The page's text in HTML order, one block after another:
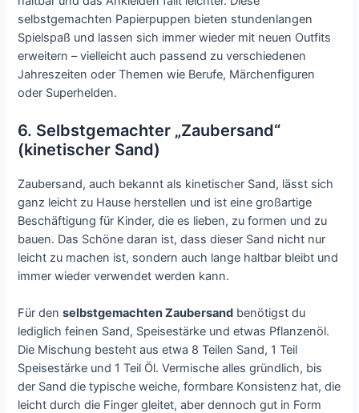
selbstgemachten Papierpuppen bieten stundenlangen
Spielspaß und lassen sich immer wieder mit neuen Outfits
erweitern – vielleicht auch passend zu verschiedenen
Jahreszeiten oder Themen wie Berufe, Märchenfiguren
oder Superhelden.
6. Selbstgemachter „Zaubersand“
(kinetischer Sand)
Zaubersand, auch bekannt als kinetischer Sand, lässt sich
ganz leicht zu Hause herstellen und ist eine großartige
Beschäftigung für Kinder, die es lieben, zu formen und zu
bauen. Das Schöne daran ist, dass dieser Sand nicht nur
leicht zu machen ist, sondern auch lange haltbar bleibt und
immer wieder verwendet werden kann.
Für denselbstgemachten Zaubersand benötigst du
lediglich feinen Sand, Speisestärke und etwas Pflanzenöl.
Die Mischung besteht aus etwa 8 Teilen Sand, 1 Teil
Speisestärke und 1 Teil Öl. Vermische alles gründlich, bis
der Sand die typische weiche, formbare Konsistenz hat, die
leicht durch die Finger gleitet, aber dennoch gut in Form